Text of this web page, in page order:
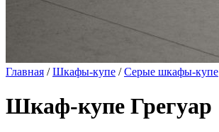
Главная /Шкафы-купе /Серые шкафы-купе
Шкаф-купе Грегуар